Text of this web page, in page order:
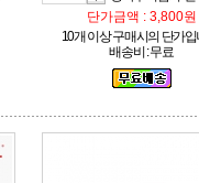
단가금액 : 3,800원
10개 이상 구매시의 단가입
배송비 : 무료